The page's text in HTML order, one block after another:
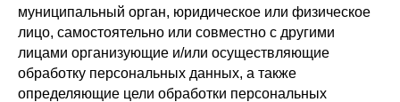
муниципальный орган, юридическое или физическое
лицо, самостоятельно или совместно с другими
лицами организующие и/или осуществляющие
обработку персональных данных, а также
определяющие цели обработки персональных